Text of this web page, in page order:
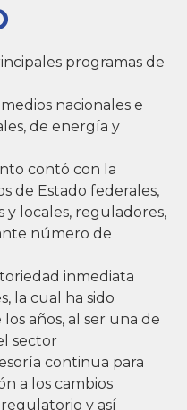
programas de
nacionales e
de energía y
contó con la
de Estado federales,
y locales, reguladores,
número de
inmediata
la cual ha sido
años, al ser una de
sector
continua para
a los cambios
y así